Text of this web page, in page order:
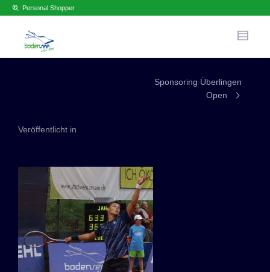
Personal Shopper
Sponsoring Überlingen
Open
Veröffentlicht in